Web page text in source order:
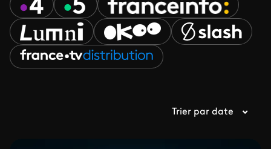
Trier par date